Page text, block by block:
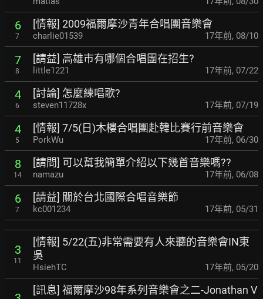
6
7
[情報] 2009福爾摩沙青年合唱團音樂會
charlie01539 17年前, 08/10
7
8
[請益] 高雄市有哪個合唱團在招生?
little1221 17年前, 07/22
4
6
[討論] 怎麼練唱歌?
steven11728x 17年前, 07/19
4
5
[情報] 7/5(日)木樓合唱團赴韓比賽行前音樂會
PorkWu 17年前, 06/30
8
14
[請問] 可以幫我簡單介紹以下幾首音樂嗎??
namazu 17年前, 06/08
6
7
[請益] 關於台北國際合唱音樂節
kc001234 17年前, 05/31
3
11
[情報] 5/22(五)非常需要有人來聽的音樂會IN東
吳
HsiehTC 17年前, 05/20
[訊息] 福爾摩沙98年系列音樂會之二-Jonathan V